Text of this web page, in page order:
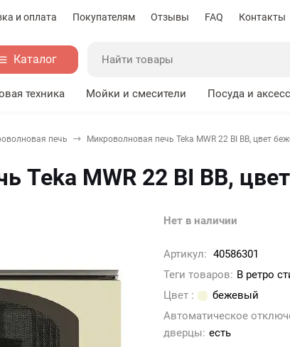
и оплата Покупателям Отзывы FAQ Контакты
Каталог
техника Мойки и смесители Посуда и
печь Микроволновая печь Teka MWR 22 BI BB, цвет
Teka MWR 22 BI BB,
Нет в наличии
Артикул: 40586301
Теги товаров: В ретро
Цвет :
бежевый
Автоматическое
дверцы: есть